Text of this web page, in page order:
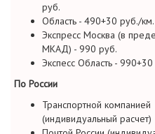
руб.
Область - 490+30 руб./км.
Экспресс Москва (в
МКАД) - 990 руб.
Экспесс Область -
По России
Транспортной компанией
(индивидуальный расчет)